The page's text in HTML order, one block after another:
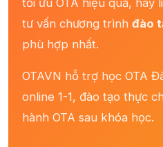
tối ưu OTA hiệu quả, hãy
tư vấn chương trình đào
phù hợp nhất.
OTAVN hỗ trợ học OTA
online 1-1, đào tạo thực
hành OTA sau khóa học.